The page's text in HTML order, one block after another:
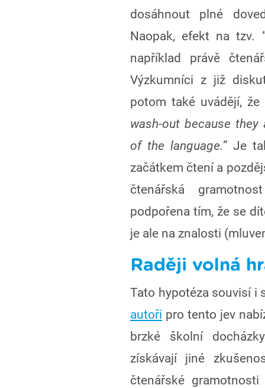
dosáhnout plné
Naopak, efekt na tzv.
například právě
Výzkumníci z již
potom také uvádějí, že
wash-out because
of the language.” Je
začátkem čtení a
čtenářská
podpořena tím, že se
je ale na znalosti
Raději volná
Tato hypotéza souvisí i
autoři pro tento jev
brzké školní
získávají jiné
čtenářské